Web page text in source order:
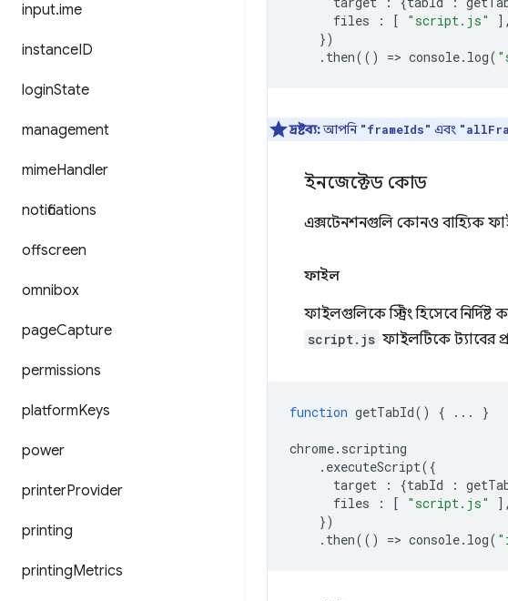
input.ime
instanceID
loginState
management
mimeHandler
notifications
offscreen
omnibox
pageCapture
permissions
platformKeys
power
printerProvider
printing
printingMetrics
files
: [ "script.js"
],
})
. then(() => console. log(
দ্রষ্টব্য:আপনি "frameIds" এবং
ইনজেক্টেড কোড
এক্সটেনশনগুলি কোনও বাহ্যিক
ফাইল
ফাইলগুলিকে স্ট্রিং হিসেবে
script.js ফাইলটিকে ট্যাবের
function getTabId() { ... }
chrome. scripting
. executeScript({
target
: {tabId :
files
: [ "script.js"
],
})
. then(() => console. log(